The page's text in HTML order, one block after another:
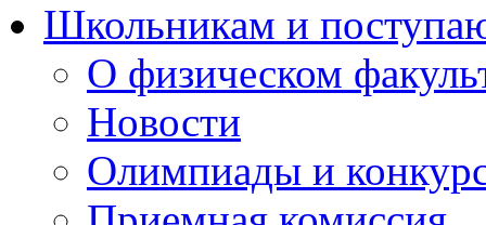
Школьникам и
О физическом
Новости
Олимпиады и